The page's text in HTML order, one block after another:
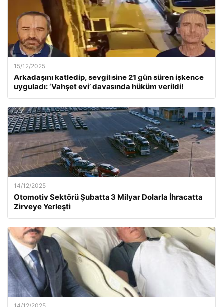
15/12/2025
Arkadaşını katledip, sevgilisine 21 gün süren işkence
uyguladı: ‘Vahşet evi’ davasında hüküm verildi!
14/12/2025
Otomotiv Sektörü Şubatta 3 Milyar Dolarla İhracatta
Zirveye Yerleşti
14/12/2025